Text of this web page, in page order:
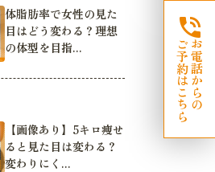
お電話からの
ご予約はこちら
体脂肪率で女性の見た
目はどう変わる？理想
の体型を目指...
【画像あり】5キロ痩せ
ると見た目は変わる？
変わりにく...